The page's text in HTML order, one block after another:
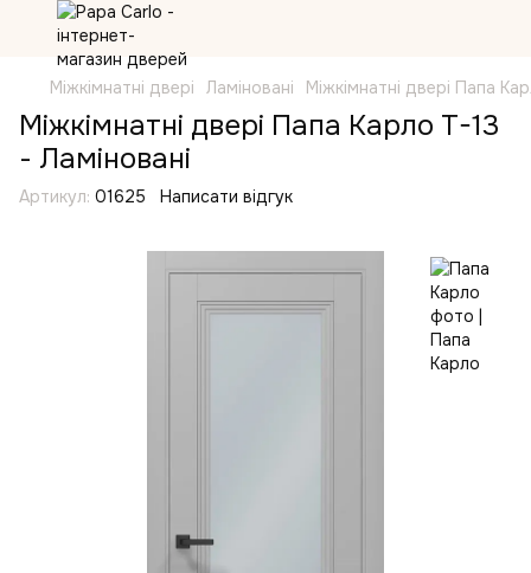
Міжкімнатні двері Ламіновані Міжкімнатні двері Папа
Міжкімнатні двері Папа Карло T-13
- Ламіновані
Артикул: 01625 Написати відгук